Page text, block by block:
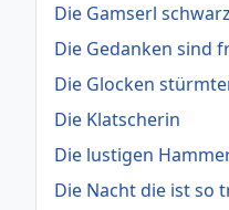
Die Gamserl
Die Gedanken sind
Die Glocken
Die Klatscherin
Die lustigen
Die Nacht die ist so